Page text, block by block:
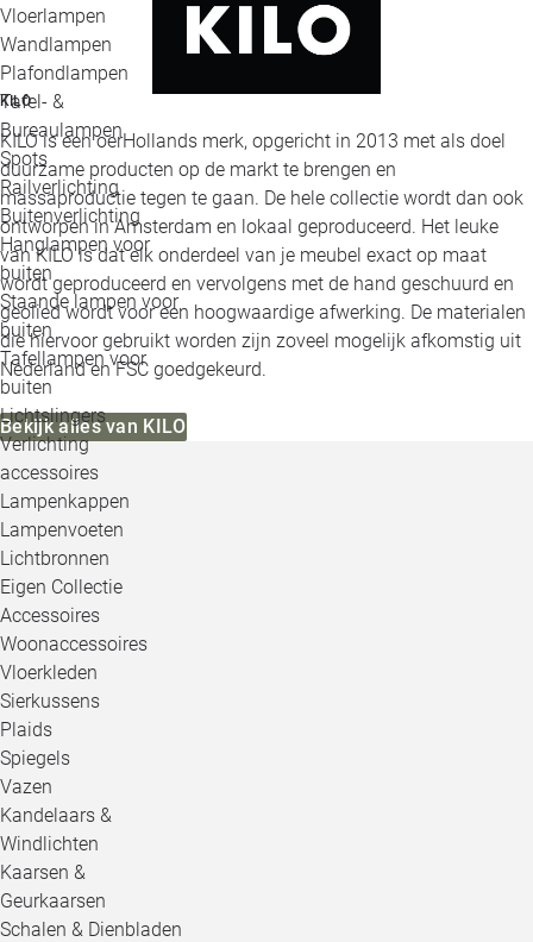
Vloerlampen
Wandlampen
Plafondlampen
Tafel- &
Bureaulampen
Spots
Railverlichting
Buitenverlichting
Hanglampen voor
buiten
Staande lampen voor
buiten
Tafellampen voor
buiten
Lichtslingers
Verlichting
accessoires
Lampenkappen
Lampenvoeten
Lichtbronnen
Eigen Collectie
Accessoires
Woonaccessoires
Vloerkleden
Sierkussens
Plaids
Spiegels
Vazen
Kandelaars &
Windlichten
Kaarsen &
Geurkaarsen
Schalen & Dienbladen
KILO
KILO is een oerHollands merk, opgericht in 2013 met als doel
duurzame producten op de markt te brengen en
massaproductie tegen te gaan. De hele collectie wordt dan ook
ontworpen in Amsterdam en lokaal geproduceerd. Het leuke
van KILO is dat elk onderdeel van je meubel exact op maat
wordt geproduceerd en vervolgens met de hand geschuurd en
geolied wordt voor een hoogwaardige afwerking. De materialen
die hiervoor gebruikt worden zijn zoveel mogelijk afkomstig uit
Nederland en FSC goedgekeurd.
Bekijk alles van KILO